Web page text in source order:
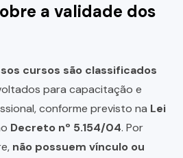
a validade dos
cursos são classificados
para capacitação e
conforme previsto na Lei
Decreto nº 5.154/04. Por
não possuem vínculo ou